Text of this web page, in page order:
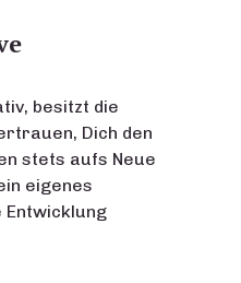
besitzt die
Dich den
stets aufs Neue
eigenes
Entwicklung